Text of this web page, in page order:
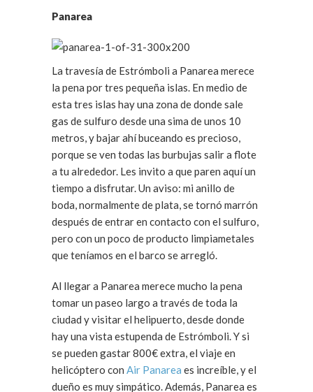
Panarea
La travesía de Estrómboli a Panarea merece
la pena por tres pequeña islas. En medio de
esta tres islas hay una zona de donde sale
gas de sulfuro desde una sima de unos 10
metros, y bajar ahí buceando es precioso,
porque se ven todas las burbujas salir a flote
a tu alrededor. Les invito a que paren aquí un
tiempo a disfrutar. Un aviso: mi anillo de
boda, normalmente de plata, se tornó marrón
después de entrar en contacto con el sulfuro,
pero con un poco de producto limpiametales
que teníamos en el barco se arregló.
Al llegar a Panarea merece mucho la pena
tomar un paseo largo a través de toda la
ciudad y visitar el helipuerto, desde donde
hay una vista estupenda de Estrómboli. Y si
se pueden gastar 800€ extra, el viaje en
helicóptero con Air Panarea es increíble, y el
dueño es muy simpático. Además, Panarea es